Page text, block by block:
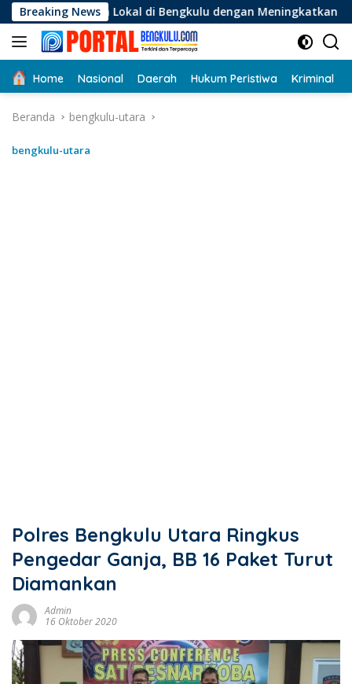
Langsung
ke
konten
Breaking News
Lokal di Bengkulu dengan Meningkatkan Ruang Publik dan
Home Nasional Daerah Hukum Peristiwa Kriminal
Beranda bengkulu-utara
bengkulu-utara
Polres Bengkulu Utara Ringkus
Pengedar Ganja, BB 16 Paket Turut
Diamankan
Admin
16 Oktober 2020